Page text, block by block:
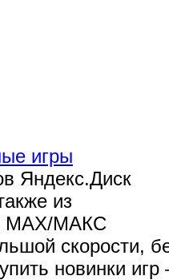
игры
Яндекс.Диск
из
MAX/МАКС
скорости,
новинки